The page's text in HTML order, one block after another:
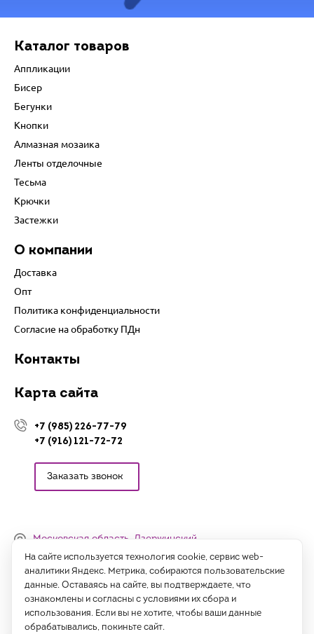
Каталог товаров
Аппликации
Бисер
Бегунки
Кнопки
Алмазная мозаика
Ленты отделочные
Тесьма
Крючки
Застежки
О компании
Доставка
Опт
Политика конфиденциальности
Согласие на обработку ПДн
Контакты
Карта сайта
+7 (985) 226-77-79
+7 (916) 121-72-72
Заказать звонок
Московская область, Дзержинский,
Денисьевский проезд, 15 (офис)
Часы работы:
с 09:00 до 18:00, сб-вс - выходные
На сайте используется технология cookie, сервис web-
аналитики Яндекс. Метрика, собираются пользовательские
данные. Оставаясь на сайте, вы подтверждаете, что
ознакомлены и согласны с условиями их сбора и
использования. Если вы не хотите, чтобы ваши данные
обрабатывались, покиньте сайт.